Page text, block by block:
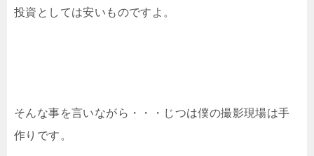
投資としては安いものですよ。
そんな事を言いながら・・・じつは僕の撮影現場は手
作りです。